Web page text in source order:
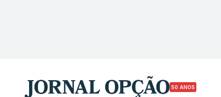
50 ANOS